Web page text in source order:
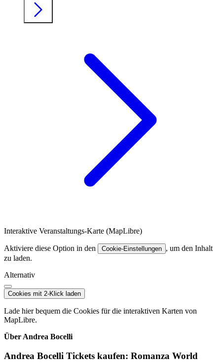
Interaktive Veranstaltungs-Karte (MapLibre)
Aktiviere diese Option in den Cookie-Einstellungen , um den Inhalt
zu laden.
Alternativ
Cookies mit 2-Klick laden
Lade hier bequem die Cookies für die interaktiven Karten von
MapLibre.
Über Andrea Bocelli
Andrea Bocelli Tickets kaufen: Romanza World